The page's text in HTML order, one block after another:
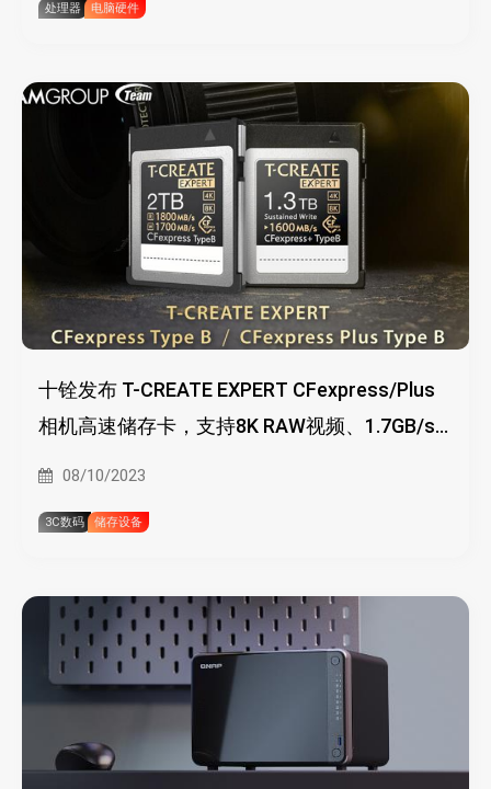
处理器 电脑硬件
十铨发布 T-CREATE EXPERT CFexpress/Plus
相机高速储存卡，支持8K RAW视频、1.7GB/s
08/10/2023
3C数码 储存设备